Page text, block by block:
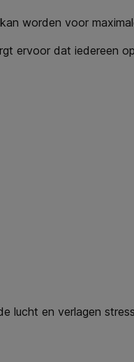
worden voor
ervoor dat iedereen
lucht en verlagen